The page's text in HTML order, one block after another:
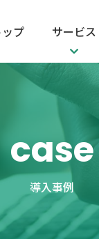
ップ サービス
BPO
ビジ
ITコン
case
導入事例